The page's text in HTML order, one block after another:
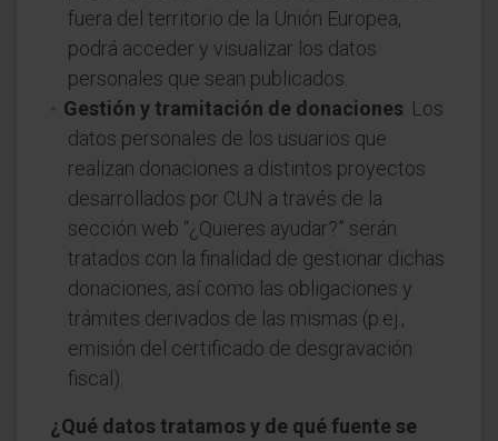
fuera del territorio de la Unión Europea,
podrá acceder y visualizar los datos
personales que sean publicados.
Gestión y tramitación de donaciones: Los
datos personales de los usuarios que
realizan donaciones a distintos proyectos
desarrollados por CUN a través de la
sección web “¿Quieres ayudar?” serán
tratados con la finalidad de gestionar dichas
donaciones, así como las obligaciones y
trámites derivados de las mismas (p.ej.,
emisión del certificado de desgravación
fiscal).
¿Qué datos tratamos y de qué fuente se